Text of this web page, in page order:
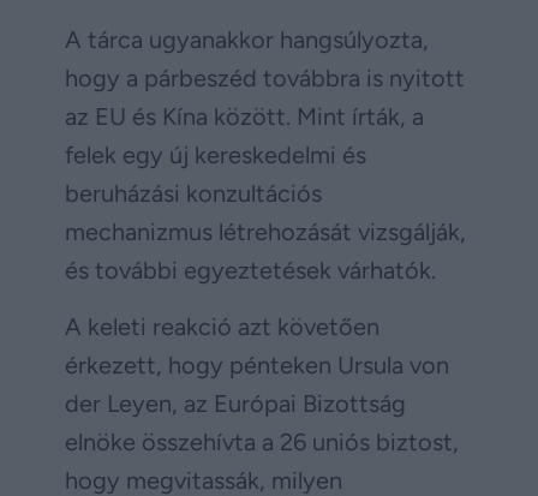
A tárca ugyanakkor hangsúlyozta,
hogy a párbeszéd továbbra is nyitott
az EU és Kína között. Mint írták, a
felek egy új kereskedelmi és
beruházási konzultációs
mechanizmus létrehozását vizsgálják,
és további egyeztetések várhatók.
A keleti reakció azt követően
érkezett, hogy pénteken Ursula von
der Leyen, az Európai Bizottság
elnöke összehívta a 26 uniós biztost,
hogy megvitassák, milyen